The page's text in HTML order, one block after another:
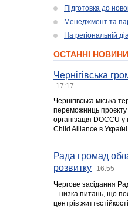
Підготовка до
Менеджмент та
На регіональній
ОСТАННІ
Чернігівська
17:17
Чернігівська міська
переможниць проєкту
організація DOCCU
Child Alliance в
Рада громад
розвитку
16:55
Чергове засідання
– низка питань, що
центрів